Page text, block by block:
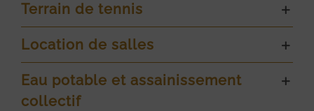
Terrain de tennis
Location de salles
Eau potable et assainissement
collectif